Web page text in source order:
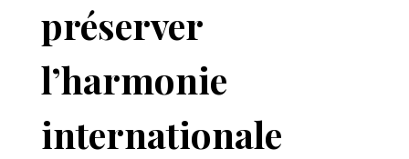
préserver
l’harmonie
internationale